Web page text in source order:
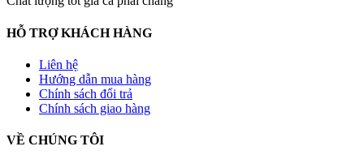
HỖ TRỢ KHÁCH HÀNG
Liên hệ
Hướng dẫn mua hàng
Chính sách đổi trả
Chính sách giao hàng
VỀ CHÚNG TÔI